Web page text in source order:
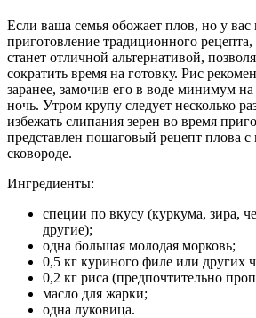
Если ваша семья обожает плов, но у вас
приготовление традиционного
станет отличной альтернативой,
сократить время на готовку. Рис
заранее, замочив его в воде минимум
ночь. Утром крупу следует несколько
избежать слипания зерен во время
представлен пошаговый рецепт плова с
сковороде.
Ингредиенты:
специи по вкусу (куркума, зира,
другие);
одна большая молодая морковь;
0,5 кг куриного филе или других
0,2 кг риса (предпочтительно
масло для жарки;
одна луковица.